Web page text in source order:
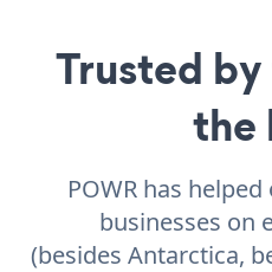
Trusted
the
POWR has
businesses on
(besides Antarctica,